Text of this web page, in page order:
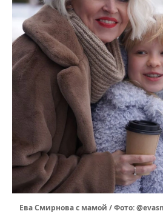
Ева Смирнова с мамой / Фото: